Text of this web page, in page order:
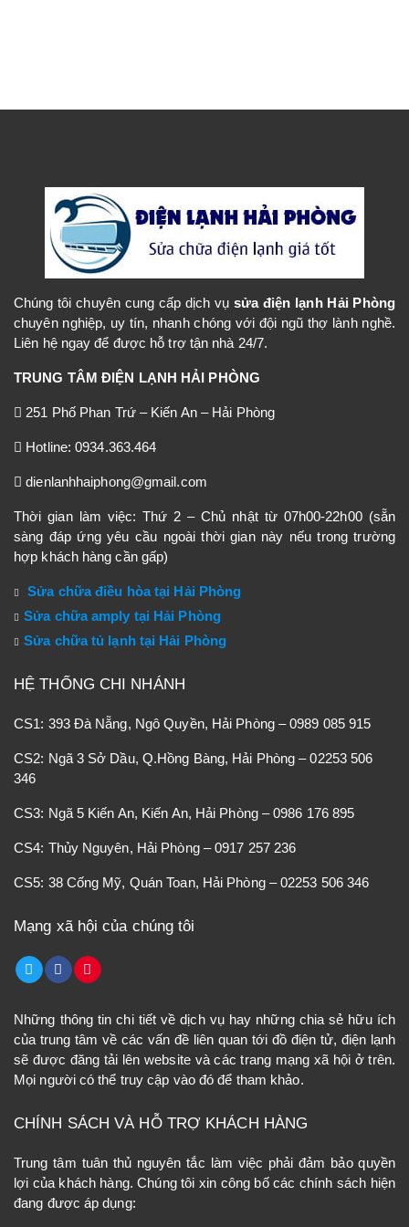
Chúng tôi chuyên cung cấp dịch vụsửa điện lạnh Hải Phòng
chuyên nghiệp, uy tín, nhanh chóng với đội ngũ thợ lành nghề.
Liên hệ ngay để được hỗ trợ tận nhà 24/7.
TRUNG TÂM ĐIỆN LẠNH HẢI PHÒNG
251 Phố Phan Trứ – Kiến An – Hải Phòng
Hotline: 0934.363.464
dienlanhhaiphong@gmail.com
Thời gian làm việc: Thứ 2 – Chủ nhật từ 07h00-22h00 (sẵn
sàng đáp ứng yêu cầu ngoài thời gian này nếu trong trường
hợp khách hàng cần gấp)
Sửa chữa điều hòa tại Hải Phòng
Sửa chữa amply tại Hải Phòng
Sửa chữa tủ lạnh tại Hải Phòng
HỆ THỐNG CHI NHÁNH
CS1: 393 Đà Nẵng, Ngô Quyền, Hải Phòng – 0989 085 915
CS2: Ngã 3 Sở Dầu, Q.Hồng Bàng, Hải Phòng – 02253 506
346
CS3: Ngã 5 Kiến An, Kiến An, Hải Phòng – 0986 176 895
CS4: Thủy Nguyên, Hải Phòng – 0917 257 236
CS5: 38 Cống Mỹ, Quán Toan, Hải Phòng – 02253 506 346
Mạng xã hội của chúng tôi
Những thông tin chi tiết về dịch vụ hay những chia sẻ hữu ích
của trung tâm về các vấn đề liên quan tới đồ điện tử, điện lạnh
sẽ được đăng tải lên website và các trang mạng xã hội ở trên.
Mọi người có thể truy cập vào đó để tham khảo.
CHÍNH SÁCH VÀ HỖ TRỢ KHÁCH HÀNG
Trung tâm tuân thủ nguyên tắc làm việc phải đảm bảo quyền
lợi của khách hàng. Chúng tôi xin công bố các chính sách hiện
đang được áp dụng: